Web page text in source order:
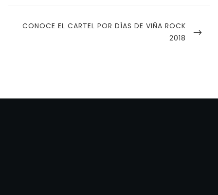
NEXT
CONOCE EL CARTEL POR DÍAS DE VIÑA ROCK
2018